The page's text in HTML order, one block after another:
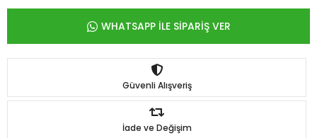
WHATSAPP İLE SİPARİŞ VER
Güvenli Alışveriş
İade ve Değişim